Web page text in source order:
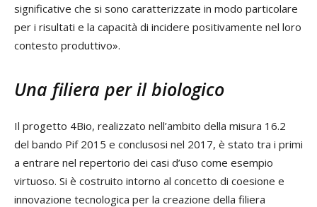
significative che si sono caratterizzate in modo particolare
per i risultati e la capacità di incidere positivamente nel loro
contesto produttivo».
Una filiera per il biologico
Il progetto 4Bio, realizzato nell’ambito della misura 16.2
del bando Pif 2015 e conclusosi nel 2017, è stato tra i primi
a entrare nel repertorio dei casi d’uso come esempio
virtuoso. Si è costruito intorno al concetto di coesione e
innovazione tecnologica per la creazione della filiera